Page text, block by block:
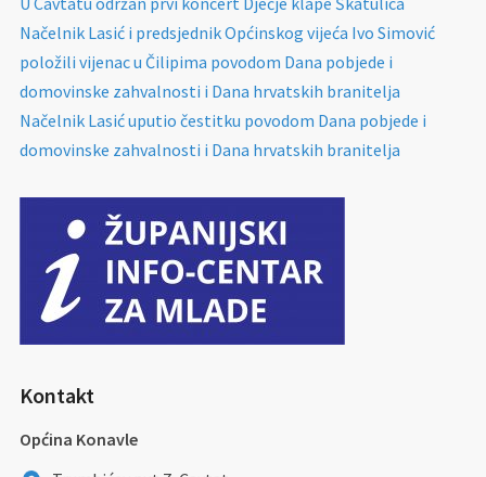
Načelnik Lasić i predsjednik Općinskog vijeća Ivo Simović
položili vijenac u Čilipima povodom Dana pobjede i
domovinske zahvalnosti i Dana hrvatskih branitelja
Načelnik Lasić uputio čestitku povodom Dana pobjede i
domovinske zahvalnosti i Dana hrvatskih branitelja
Kontakt
Općina Konavle